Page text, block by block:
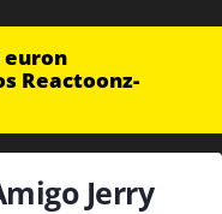
euron
Reactoonz-
Jerry